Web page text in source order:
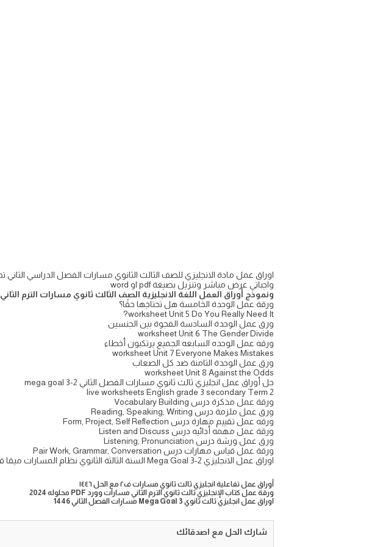
واجباتي عرض مباشر وتنزيل بصيغة pdf او word
ونموذج أوراق العمل اللغة الانجليزية الصف الثالث ثانوي مسارات الترم الثاني
ورقة عمل الوحدة الخامسة هل تحتاجها حقًا؟
worksheet Unit 5 Do You Really Need It?
ورق عمل الوحدة السادسة الفجوة بين الجنسين
worksheet Unit 6 The Gender Divide
ورقه عمل الوحده السابعه الجميع يرتكبون أخطاء
worksheet Unit 7 Everyone Makes Mistakes
ورق عمل الوحدة الثامنة ضد كل الصعاب
worksheet Unit 8 Against the Odds
حل أوراق عمل انجليزي ثالث ثانوي مسارات الفصل الثاني mega goal 3-2
live worksheets English grade 3 secondary Term 2
ورقة عمل مذكرة درس Vocabulary Building
ورق عمل ملزمة درس Reading, Speaking, Writing
ورقه عمل تقييم مهارة درس Form, Project, Self Reflection
ورقة عمل مهمه أدائيه درس Listen and Discuss
ورق عمل ورشة درس Listening, Pronunciation
ورقة عمل قياس مهارات درس Pair Work, Grammar, Conversation
اوراق عمل الانجليزي Mega Goal 3-2 السنة الثالثة الثانوي نظام المسارات ميقا قول ٣ حلول انقلش
أوراق عمل تفاعلية انجليزي ثالث ثانوي مسارات ف٢ مع الحل ١٤٤٦
ورقة عمل كتاب الإنجليزي ثالث ثانوي الترم الثاني مسارات وورد PDF محلوله 2024
اوراق عمل انجليزي ثالث ثانوي Mega Goal 3 مسارات الفصل الثاني 1446
شارك الحل مع اصدقائك